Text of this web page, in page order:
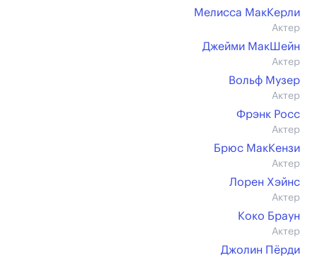
Мелисса МакКерли
Актер
Джейми МакШейн
Актер
Вольф Музер
Актер
Фрэнк Росс
Актер
Брюс МакКензи
Актер
Лорен Хэйнс
Актер
Коко Браун
Актер
Джолин Пёрди